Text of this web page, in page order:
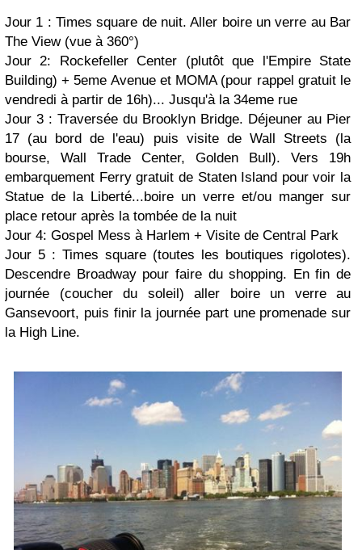
Jour 1 : Times square de nuit. Aller boire un verre au Bar
The View (vue à 360°)
Jour 2: Rockefeller Center (plutôt que l'Empire State
Building) + 5eme Avenue et MOMA (pour rappel gratuit le
vendredi à partir de 16h)... Jusqu'à la 34eme rue
Jour 3 : Traversée du Brooklyn Bridge. Déjeuner au Pier
17 (au bord de l'eau) puis visite de Wall Streets (la
bourse, Wall Trade Center, Golden Bull). Vers 19h
embarquement Ferry gratuit de Staten Island pour voir la
Statue de la Liberté...boire un verre et/ou manger sur
place retour après la tombée de la nuit
Jour 4: Gospel Mess à Harlem + Visite de Central Park
Jour 5 : Times square (toutes les boutiques rigolotes).
Descendre Broadway pour faire du shopping. En fin de
journée (coucher du soleil) aller boire un verre au
Gansevoort, puis finir la journée part une promenade sur
la High Line.